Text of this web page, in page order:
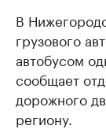
В
грузового
автобусом
сообщает
дорожного
региону.